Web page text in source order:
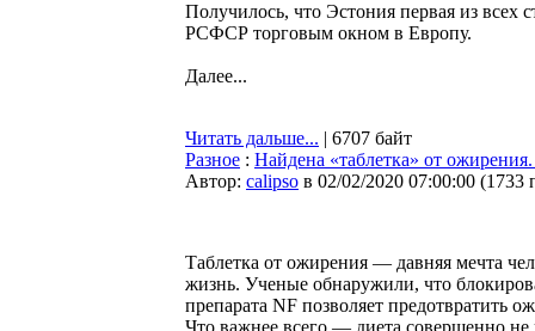
Получилось, что Эстония первая из всех
РСФСР торговым окном в Европу.
Далее...
Читать дальше... | 6707 байт
Разное : Найдена «таблетка» от
Автор: calipso в 02/02/2020 07:00:00 (1733
Таблетка от ожирения — давняя мечта
жизнь. Ученые обнаружили, что
препарата NF позволяет предотвратить
Что важнее всего — диета совершенно